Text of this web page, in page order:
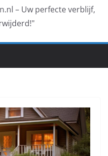
– Uw perfecte verblijf,